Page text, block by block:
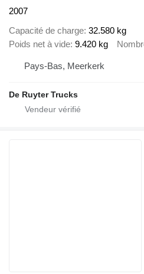
2007
Capacité de charge 32.580 kg
Poids net à vide 9.420 kg
Pays-Bas, Meerkerk
De Ruyter Trucks